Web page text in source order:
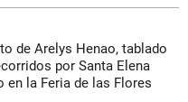
de Arelys Henao, tablado
por Santa Elena
en la Feria de las Flores